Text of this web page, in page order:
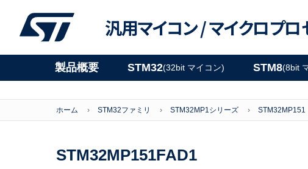
汎用マイコン /マイクロプロ
製品概要 STM32(32bit マイコン) STM8(8bit
ホーム STM32ファミリ STM32MP1シリーズ STM32MP151
STM32MP151FAD1